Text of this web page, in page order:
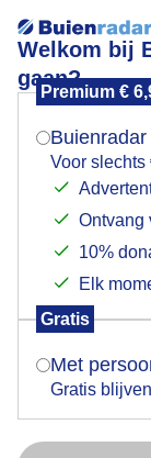
Welkom bij
gaan?
Premium €
Voor slechts
Ontvang
10%
Elk
Gratis
Met
Gratis
De lisdodde
Mogen
Indien je
verschijnt